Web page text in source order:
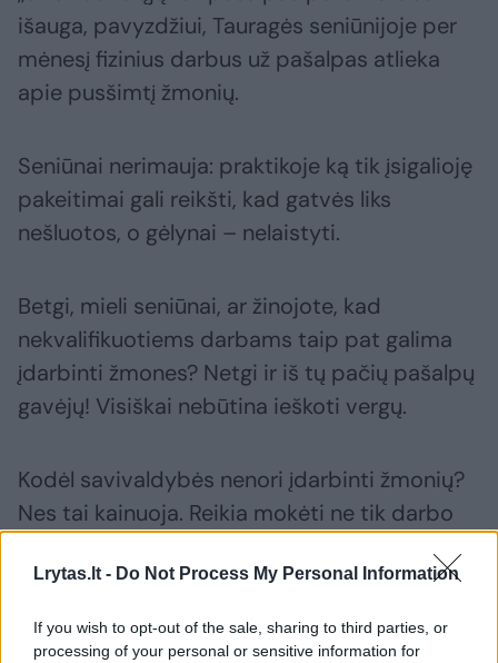
Lrytas.lt - Do Not Process My Personal Information
If you wish to opt-out of the sale, sharing to third parties, or
processing of your personal or sensitive information for
išauga, pavyzdžiui, Tauragės seniūnijoje per
mėnesį fizinius darbus už pašalpas atlieka
apie pusšimtį žmonių.
Seniūnai nerimauja: praktikoje ką tik įsigalioję
pakeitimai gali reikšti, kad gatvės liks
nešluotos, o gėlynai – nelaistyti.
Betgi, mieli seniūnai, ar žinojote, kad
nekvalifikuotiems darbams taip pat galima
įdarbinti žmones? Netgi ir iš tų pačių pašalpų
gavėjų! Visiškai nebūtina ieškoti vergų.
Kodėl savivaldybės nenori įdarbinti žmonių?
Nes tai kainuoja. Reikia mokėti ne tik darbo
mokesčius. O štai menkas pašalpas
paskirsto iš valstybės biudžeto gautų